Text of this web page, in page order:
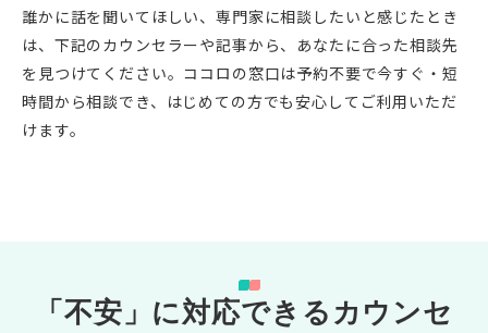
誰かに話を聞いてほしい、専門家に相談したいと感じたとき
は、下記のカウンセラーや記事から、あなたに合った相談先
を見つけてください。ココロの窓口は予約不要で今すぐ・短
時間から相談でき、はじめての方でも安心してご利用いただ
けます。
「不安」に対応できるカウンセ